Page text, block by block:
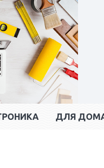
ДЛЯ